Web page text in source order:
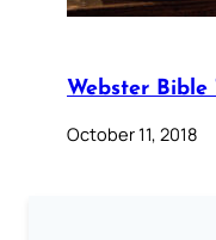
Webster Bible
October 11, 2018